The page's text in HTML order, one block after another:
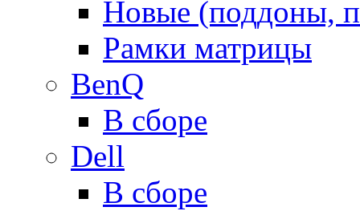
Новые (поддоны,
Рамки матрицы
BenQ
В сборе
Dell
В сборе